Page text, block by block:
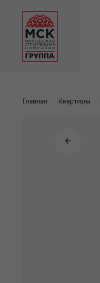
Главная Квартиры